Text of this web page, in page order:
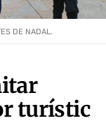
turístic
DE NADAL.